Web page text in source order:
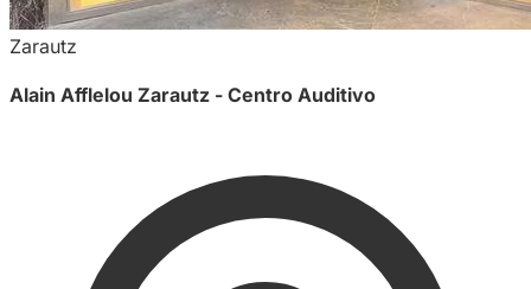
Zarautz
Alain Afflelou Zarautz - Centro Auditivo